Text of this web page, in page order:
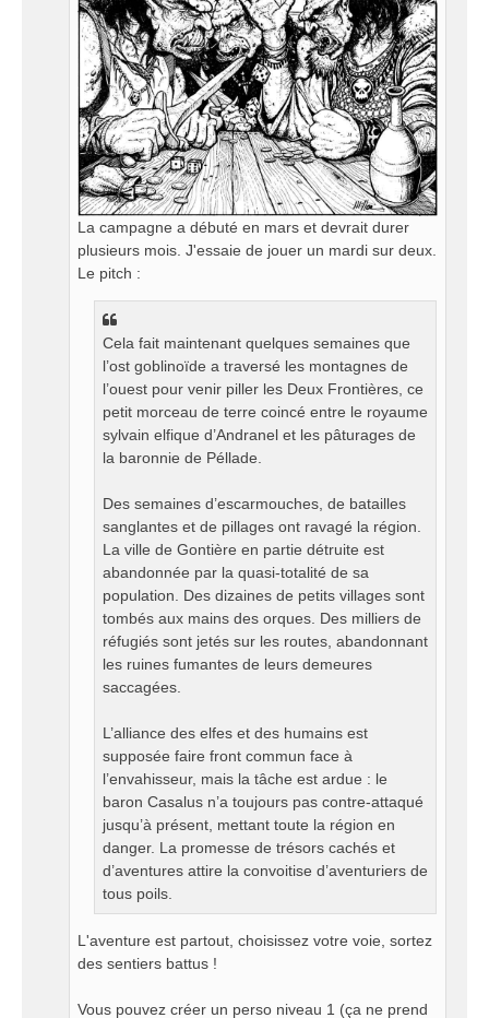
La campagne a débuté en mars et devrait durer
plusieurs mois. J'essaie de jouer un mardi sur deux.
Le pitch :
Cela fait maintenant quelques semaines que
l’ost goblinoïde a traversé les montagnes de
l’ouest pour venir piller les Deux Frontières, ce
petit morceau de terre coincé entre le royaume
sylvain elfique d’Andranel et les pâturages de
la baronnie de Péllade.
Des semaines d’escarmouches, de batailles
sanglantes et de pillages ont ravagé la région.
La ville de Gontière en partie détruite est
abandonnée par la quasi-totalité de sa
population. Des dizaines de petits villages sont
tombés aux mains des orques. Des milliers de
réfugiés sont jetés sur les routes, abandonnant
les ruines fumantes de leurs demeures
saccagées.
L’alliance des elfes et des humains est
supposée faire front commun face à
l’envahisseur, mais la tâche est ardue : le
baron Casalus n’a toujours pas contre-attaqué
jusqu’à présent, mettant toute la région en
danger. La promesse de trésors cachés et
d’aventures attire la convoitise d’aventuriers de
tous poils.
L'aventure est partout, choisissez votre voie, sortez
des sentiers battus !
Vous pouvez créer un perso niveau 1 (ça ne prend